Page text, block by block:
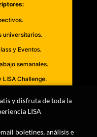
universitarios.
y Eventos.
semanales.
LISA Challenge.
y disfruta de toda la
LISA
boletines, análisis e